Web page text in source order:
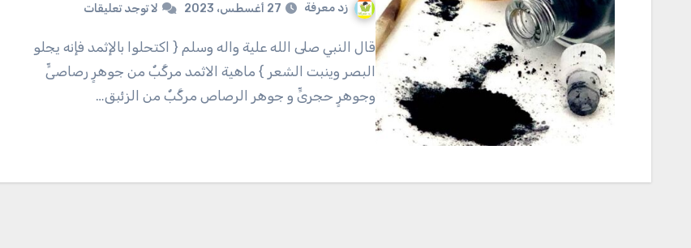
زد معرفة 27 أغسطس، 2023 لا توجد تعليقات
قال النبي صلى الله علية واله وسلم { اكتحلوا بالإثمد فإنه يجلو
البصر وينبت الشعر } ماهية الاثمد مركَّبٌ من جوهرٍ رصاصىٍّ
وجوهرٍ حجرىٍّ و جوهر الرصاص مركَّبٌ من الزئبق…